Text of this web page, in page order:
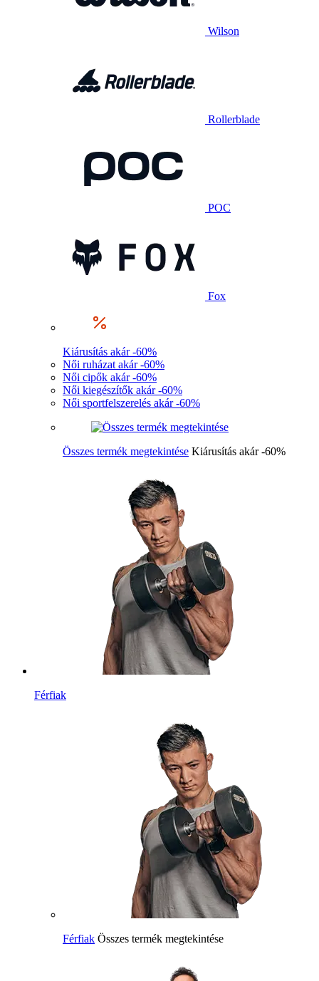
Wilson
Rollerblade
POC
Fox
Kiárusítás akár -60%
Női ruházat akár -60%
Női cipők akár -60%
Női kiegészítők akár -60%
Női sportfelszerelés akár -60%
Összes termék megtekintése Kiárusítás akár -60%
Férfiak
Férfiak Összes termék megtekintése